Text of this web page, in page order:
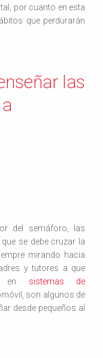
por cuanto en esta
que perdurarán
las
del semáforo, las
se debe cruzar la
mirando hacia
y tutores a que
en sistemas de
son algunos de
desde pequeños al